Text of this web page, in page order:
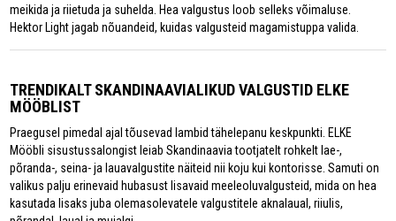
meikida ja riietuda ja suhelda. Hea valgustus loob selleks võimaluse.
Hektor Light jagab nõuandeid, kuidas valgusteid magamistuppa valida.
TRENDIKALT SKANDINAAVIALIKUD VALGUSTID ELKE
MÖÖBLIST
Praegusel pimedal ajal tõusevad lambid tähelepanu keskpunkti. ELKE
Mööbli sisustussalongist leiab Skandinaavia tootjatelt rohkelt lae-,
põranda-, seina- ja lauavalgustite näiteid nii koju kui kontorisse. Samuti on
valikus palju erinevaid hubasust lisavaid meeleoluvalgusteid, mida on hea
kasutada lisaks juba olemasolevatele valgustitele aknalaual, riiulis,